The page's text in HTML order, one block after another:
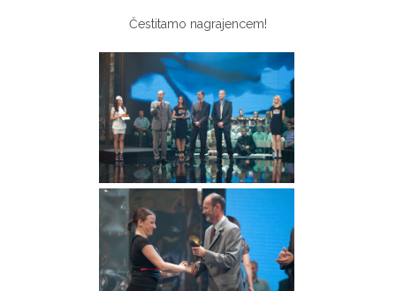
Čestitamo nagrajencem!